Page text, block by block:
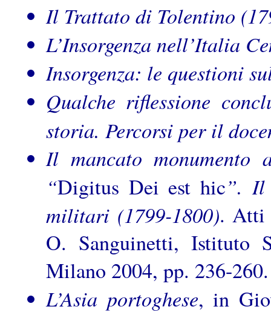
Il Trattato di Tolentino
L’Insorgenza nell’Italia
Insorgenza: le questioni
Qualche riflessione
storia. Percorsi per il
Il mancato
“Digitus Dei est hic”. Il
militari (1799-1800). Atti
O. Sanguinetti, Istituto
Milano 2004, pp. 236-
L’Asia portoghese, in